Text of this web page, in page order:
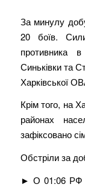
За минулу
20 боїв.
противника
Синьківки та
Харківської
Крім того, на
районах
зафіксовано
Обстріли за
► О 01:06 РФ